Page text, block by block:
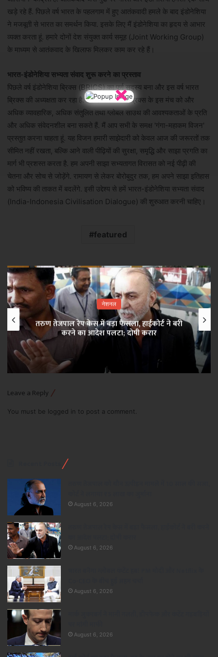
खड़े रहे हैं. पिछले वर्ष भारत के पहलगाम में हुए आतंकवादी हमले के बाद इंडोनेशिया
ने मजबूती से भारत का समर्थन किया. इसके लिए मैं इंडोनेशिया का हृदय से आभार
व्यक्त करता हूं. हमारे दोनों देश संयुक्त कार्य समूह (Joint Working Group)
के माध्यम से आतंकवाद के खिलाफ मिलकर काम कर रहे हैं।
भारत-इंडोनेशिया सभ्यता संवाद शुरू करने का प्रस्ताव
पिछले वर्ष इंडोनेशिया ब्रिक्स (BRICS) का पूर्ण सदस्य बना और इस वर्ष भारत
ब्रिक्स की अध्यक्षता कर रहा है. हम दोनों मिलकर ब्रिक्स के इस मंच को और
अधिक व्यावहारिक, अधिक संतुलित तथा ग्लोबल साउथ की आवश्यकताओं के प्रति
और अधिक संवेदनशील बना सकते हैं. मैं आप सभी के समक्ष 'गंगा-महाकम विजन'
प्रस्तुत करना चाहता हूं. यह विजन हमारी साझेदारी को केवल आज की जरूरतों तक
सीमित नहीं रखता, बल्कि आने वाली पीढ़ियों की सुरक्षा, समृद्धि और साझा प्रगति का
मार्ग भी प्रशस्त करता है. हम अपनी साझा सभ्यतागत विरासत को नई पीढ़ी की
चेतना और सोच से जोड़ेंगे. रामायण से लेकर बोरोबुदुर तक, हम अपने साझा इतिहास
को भविष्य की ताकत में बदलेंगे. इसी उद्देश्य से हमें भारत-इंडोनेशिया सभ्यता संवाद
(India-Indonesia Civilisation Dialogue) की शुरुआत करनी चाहिए।
featured
नेशनल
तरुण तेजपाल रेप केस में बड़ा फैसला, हाईकोर्ट ने बरी
करने का आदेश पलटा; दोषी करार
Leave a Reply
You must be logged in to post a comment.
×
August 6, 2026
August 6, 2026
August 6, 2026
August 6, 2026